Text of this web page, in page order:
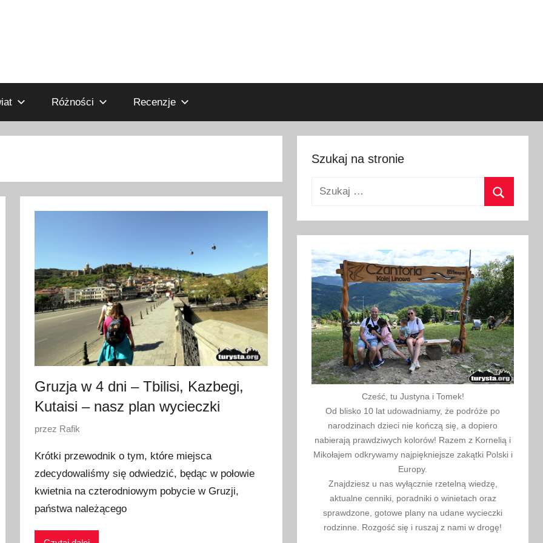
Różności Recenzje
Gruzja w 4 dni – Tbilisi, Kazbegi,
Kutaisi – nasz plan wycieczki
O
u
b
l
i
przez Rafik
Krótki przewodnik o tym, które miejsca
zdecydowaliśmy się odwiedzić, będąc w połowie
kwietnia na czterodniowym pobycie w Gruzji,
państwa należącego
Szukaj na stronie
Szukaj:
Cześć, tu Justyna i Tomek!
Od blisko 10 lat udowadniamy, że podróże po
narodzinach dzieci nie kończą się, a dopiero
nabierają prawdziwych kolorów! Razem z Kornelią i
Mikołajem odkrywamy najpiękniejsze zakątki Polski i
Europy.
Znajdziesz u nas wyłącznie rzetelną wiedzę,
aktualne cenniki, poradniki o winietach oraz
sprawdzone, gotowe plany na udane wycieczki
rodzinne. Rozgość się i ruszaj z nami w drogę!